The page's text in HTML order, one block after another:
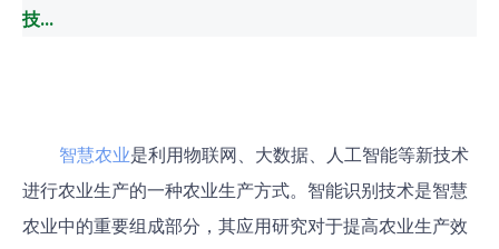
技...
智慧农业是利用物联网、大数据、人工智能等新技术
进行农业生产的一种农业生产方式。智能识别技术是智慧
农业中的重要组成部分，其应用研究对于提高农业生产效